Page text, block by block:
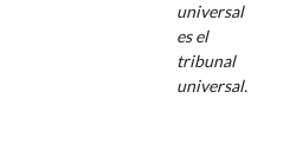
universal
es el
tribunal
universal.